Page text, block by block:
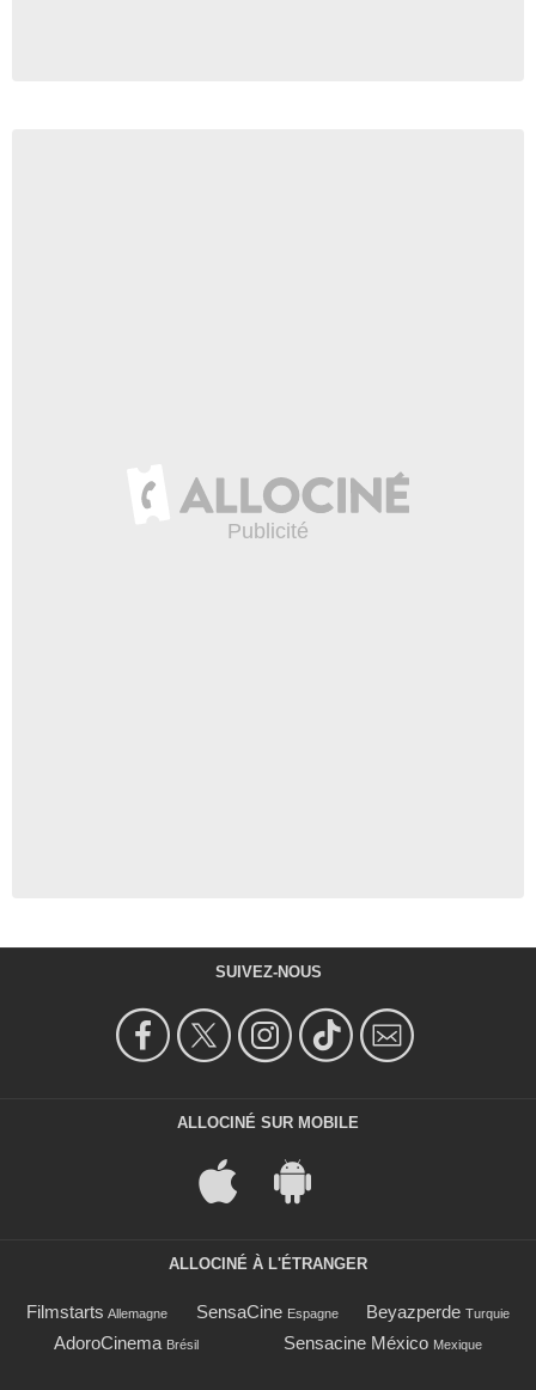
SUIVEZ-NOUS
ALLOCINÉ SUR MOBILE
ALLOCINÉ À L'ÉTRANGER
Filmstarts Allemagne SensaCine Espagne Beyazperde Turquie
AdoroCinema Brésil Sensacine México Mexique